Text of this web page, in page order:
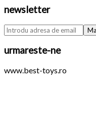
newsletter
urmareste-ne
www.best-toys.ro